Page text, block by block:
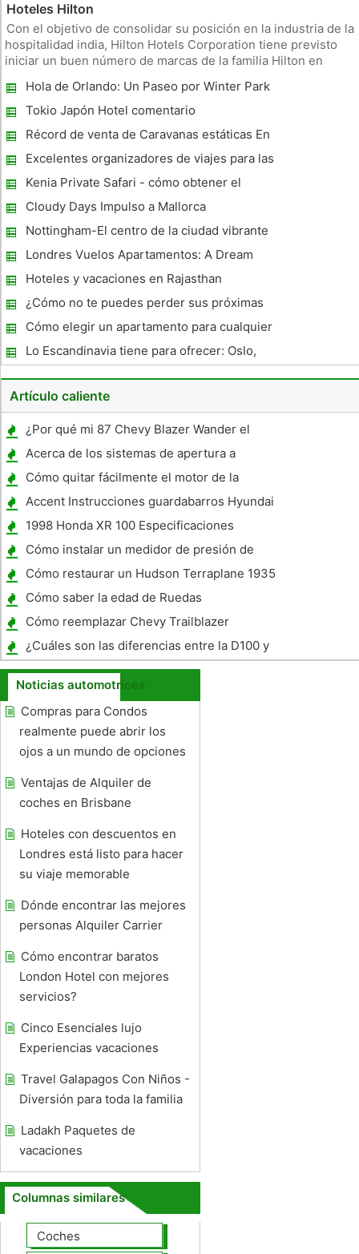
Hoteles Hilton
Con el objetivo de consolidar su posición en la industria de la
hospitalidad india, Hilton Hotels Corporation tiene previsto
iniciar un buen número de marcas de la familia Hilton en
propiedades están en proceso, y se espera comenzar a
funcionar e
Hola de Orlando: Un Paseo por Winter Park
- un toque de Nueva Inglaterra en Florida
Tokio Japón Hotel comentario
Récord de venta de Caravanas estáticas En
Uk Holiday Parks
Excelentes organizadores de viajes para las
vacaciones de verano
Kenia Private Safari - cómo obtener el
máximo valor de su Tour Privado
Cloudy Days Impulso a Mallorca
Nottingham-El centro de la ciudad vibrante
de Uk
Londres Vuelos Apartamentos: A Dream
Come True
Hoteles y vacaciones en Rajasthan
¿Cómo no te puedes perder sus próximas
vacaciones Bali
Cómo elegir un apartamento para cualquier
situación
Lo Escandinavia tiene para ofrecer: Oslo,
Estocolmo y Helsinki
Artículo caliente
¿Por qué mi 87 Chevy Blazer Wander el
camino?
Acerca de los sistemas de apertura a
distancia
Cómo quitar fácilmente el motor de la
Yamaha XS650
Accent Instrucciones guardabarros Hyundai
1998 Honda XR 100 Especificaciones
Cómo instalar un medidor de presión de
aceite
Cómo restaurar un Hudson Terraplane 1935
Cómo saber la edad de Ruedas
Cómo reemplazar Chevy Trailblazer
Limpiaparabrisas
¿Cuáles son las diferencias entre la D100 y
D150 de Dodge ?
Noticias automotrices
Compras para Condos
realmente puede abrir los
ojos a un mundo de opciones
Ventajas de Alquiler de
coches en Brisbane
Hoteles con descuentos en
Londres está listo para hacer
su viaje memorable
Dónde encontrar las mejores
personas Alquiler Carrier
Cómo encontrar baratos
London Hotel con mejores
servicios?
Cinco Esenciales lujo
Experiencias vacaciones
Travel Galapagos Con Niños -
Diversión para toda la familia
Ladakh Paquetes de
vacaciones
Columnas similares
Coches